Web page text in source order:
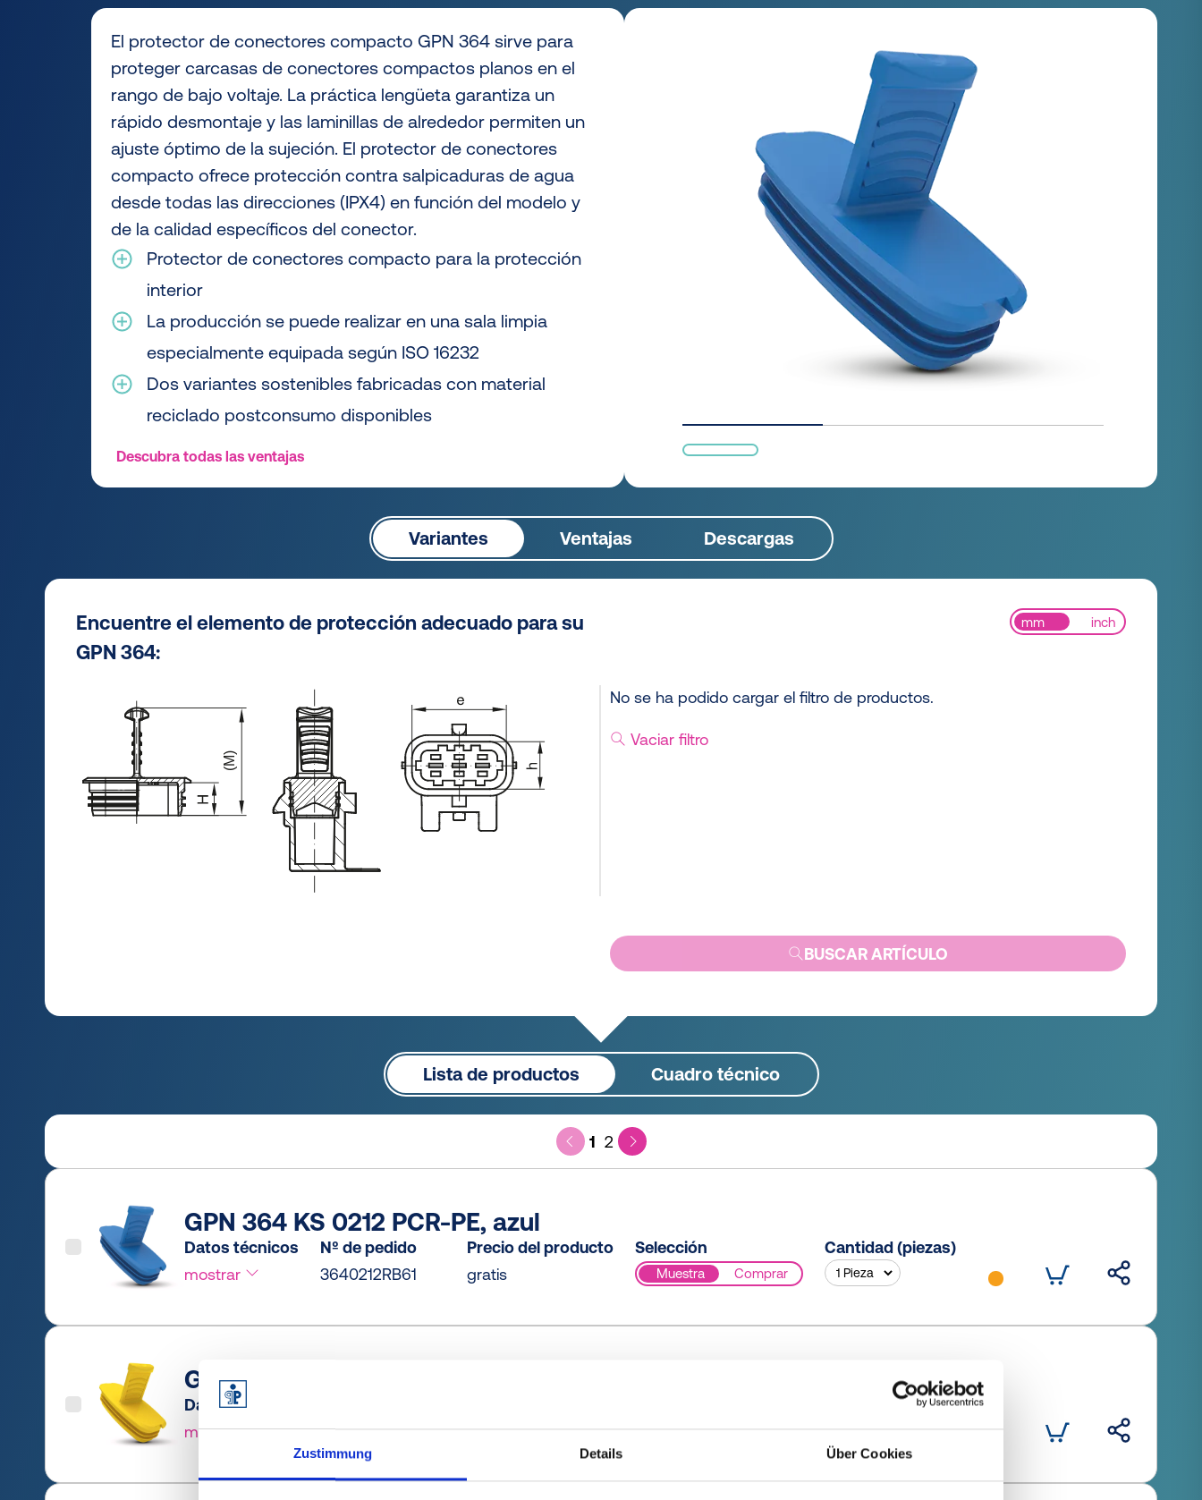
Zustimmung Details Über Cookies
El protector de conectores compacto GPN 364 sirve para
proteger carcasas de conectores compactos planos en el
rango de bajo voltaje. La práctica lengüeta garantiza un
rápido desmontaje y las laminillas de alrededor permiten un
ajuste óptimo de la sujeción. El protector de conectores
compacto ofrece protección contra salpicaduras de agua
desde todas las direcciones (IPX4) en función del modelo y
de la calidad específicos del conector.
Protector de conectores compacto para la protección
interior
La producción se puede realizar en una sala limpia
especialmente equipada según ISO 16232
Dos variantes sostenibles fabricadas con material
reciclado postconsumo disponibles
Descubra todas las ventajas
Variantes Ventajas Descargas
Encuentre el elemento de protección adecuado para su
GPN 364:
No se ha podido cargar el filtro de productos.
mm inch
Vaciar filtro
BUSCAR ARTÍCULO
Lista de productos Cuadro técnico
1 2
GPN 364 KS 0212 PCR-PE, azul
Datos técnicos
mostrar
Nº de pedido
3640212RB61
Precio del producto
gratis
Selección
Muestra Comprar
Cantidad (piezas)
GPN 364 KS 0212 PCR-PE / PE-LD, amarillo
Datos técnicos
mostrar
36402120073
gratis
Muestra Comprar
Cantidad (piezas)